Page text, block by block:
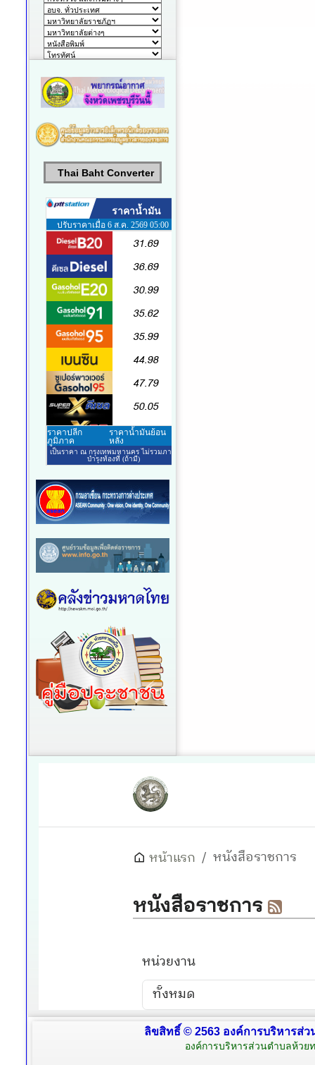
Thai Baht Converter
ลิขสิทธิ์ © 2563 องค์การบริหารส่
องค์การบริหารส่วนตำบลห้วย